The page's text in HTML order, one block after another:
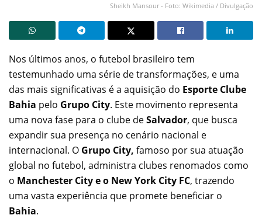
Sheikh Mansour - Foto: Wikimedia / Divulgação
Nos últimos anos, o futebol brasileiro tem
testemunhado uma série de transformações, e uma
das mais significativas é a aquisição do Esporte Clube
Bahia pelo Grupo City. Este movimento representa
uma nova fase para o clube deSalvador, que busca
expandir sua presença no cenário nacional e
internacional. O Grupo City, famoso por sua atuação
global no futebol, administra clubes renomados como
o Manchester City e o New York City FC, trazendo
uma vasta experiência que promete beneficiar o
Bahia.